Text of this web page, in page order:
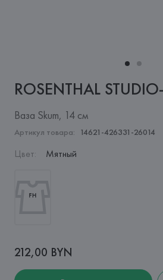
ROSENTHAL
Ваза Skum, 14 см
Артикул товара: 14621-426331-26014
Цвет: Мятный
212,00 BYN